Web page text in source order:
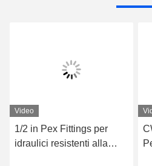
Video
1/2 in Pex Fittings per
idraulici resistenti alla